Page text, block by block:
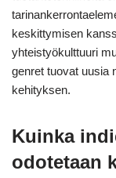
keskittymisen
yhteistyökulttuuri
genret tuovat uusia
kehityksen.
Kuinka
odotetaan